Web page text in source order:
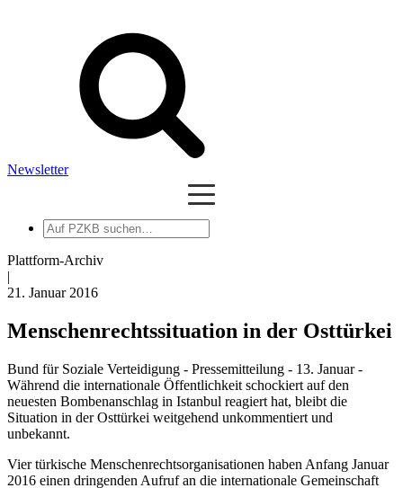
Newsletter
Auf
PZKB
suchen
Plattform-Archiv
|
21. Januar 2016
Menschenrechtssituation in der Osttürkei
Bund für Soziale Verteidigung - Pressemitteilung - 13. Januar -
Während die internationale Öffentlichkeit schockiert auf den
neuesten Bombenanschlag in Istanbul reagiert hat, bleibt die
Situation in der Osttürkei weitgehend unkommentiert und
unbekannt.
Vier türkische Menschenrechtsorganisationen haben Anfang Januar
2016 einen dringenden Aufruf an die internationale Gemeinschaft